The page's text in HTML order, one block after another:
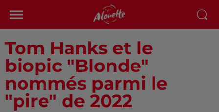
Tom Hanks et le
biopic "Blonde"
nommés parmi le
"pire" de 2022